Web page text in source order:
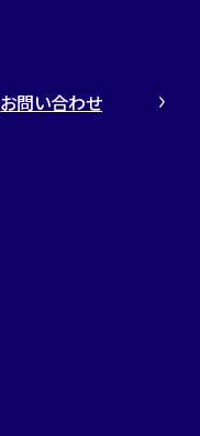
お問い合わせ